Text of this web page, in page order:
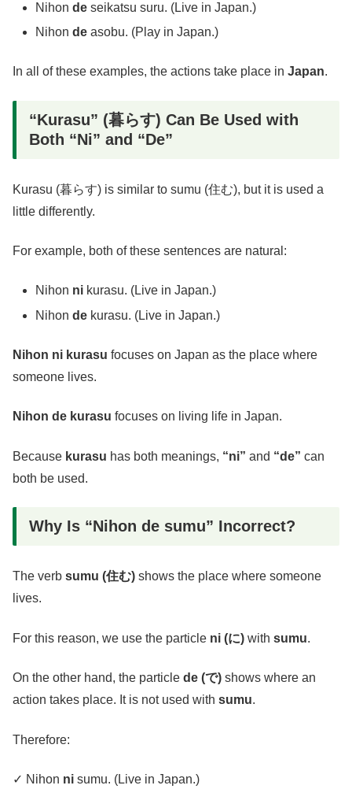
Nihonde seikatsu suru. (Live in Japan.)
Nihonde asobu. (Play in Japan.)
In all of these examples, the actions take place in Japan.
“Kurasu” (暮らす) Can Be Used with
Both “Ni” and “De”
Kurasu (暮らす) is similar to sumu (住む), but it is used a
little differently.
For example, both of these sentences are natural:
Nihon ni kurasu. (Live in Japan.)
Nihonde kurasu. (Live in Japan.)
Nihon ni kurasu focuses on Japan as the place where
someone lives.
Nihon de kurasu focuses on living life in Japan.
Because kurasu has both meanings, “ni” and “de” can
both be used.
Why Is “Nihon de sumu” Incorrect?
The verb sumu (住む) shows the place where someone
lives.
For this reason, we use the particle ni (に) with sumu.
On the other hand, the particle de (で) shows where an
action takes place. It is not used with sumu.
Therefore:
✓ Nihon ni sumu. (Live in Japan.)